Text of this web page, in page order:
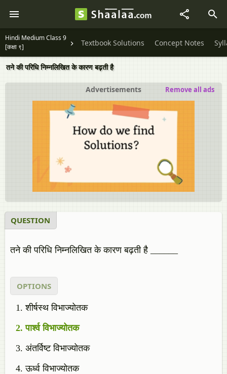
Hindi Medium Class 9
[कक्षा ९]
Textbook Solutions Concept Notes
तने की परिधि निम्नलिखित के कारण बढ़ती है
Advertisements Remove all ads
QUESTION
तने की परिधि निम्नलिखित के कारण बढ़ती है ______
OPTIONS
शीर्षस्थ विभाज्योतक
पार्श्व विभाज्योतक
अंतर्विष्ट विभाज्योतक
ऊर्ध्व विभाज्योतक